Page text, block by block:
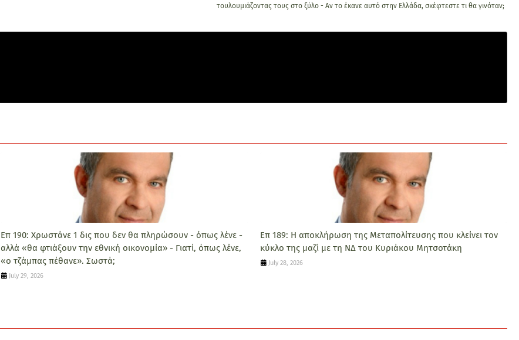
τουλουμιάζοντας τους στο ξύλο - Αν το έκανε αυτό στην Ελλάδα, σκέφτεστε τι θα γινόταν;
Επ 190: Χρωστάνε 1 δις που δεν θα πληρώσουν - όπως λένε -
αλλά «θα φτιάξουν την εθνική οικονομία» - Γιατί, όπως λένε,
«ο τζάμπας πέθανε». Σωστά;
July 29, 2026
Επ 189: Η αποκλήρωση της Μεταπολίτευσης που κλείνει τον
κύκλο της μαζί με τη ΝΔ του Κυριάκου Μητσοτάκη
July 28, 2026